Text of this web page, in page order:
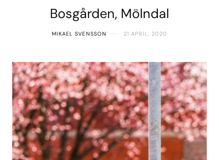
Bosgården, Mölndal
MIKAEL SVENSSON 21 APRIL, 2020